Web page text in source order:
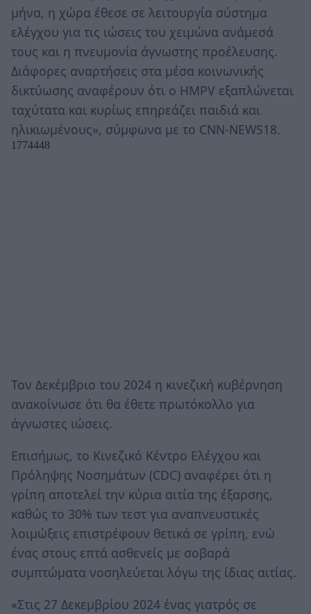
μήνα, η χώρα έθεσε σε λειτουργία σύστημα
ελέγχου για τις ιώσεις του χειμώνα ανάμεσά
τους και η πνευμονία άγνωστης προέλευσης.
Διάφορες αναρτήσεις στα μέσα κοινωνικής
δικτύωσης αναφέρουν ότι ο HMPV εξαπλώνεται
ταχύτατα και κυρίως επηρεάζει παιδιά και
ηλικιωμένους», σύμφωνα με το CNN-NEWS18.
Τον Δεκέμβριο του 2024 η κινεζική κυβέρνηση
ανακοίνωσε ότι θα έθετε πρωτόκολλο για
άγνωστες ιώσεις.
Επισήμως, το Κινεζικό Κέντρο Ελέγχου και
Πρόληψης Νοσημάτων (CDC) αναφέρει ότι η
γρίπη αποτελεί την κύρια αιτία της έξαρσης,
καθώς το 30% των τεστ για αναπνευστικές
λοιμώξεις επιστρέφουν θετικά σε γρίπη, ενώ
ένας στους επτά ασθενείς με σοβαρά
συμπτώματα νοσηλεύεται λόγω της ίδιας αιτίας.
«Στις 27 Δεκεμβρίου 2024 ένας γιατρός σε